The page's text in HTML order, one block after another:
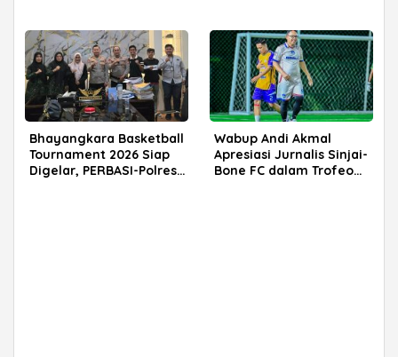
Bhayangkara Basketball
Tournament 2026 Siap
Digelar, PERBASI-Polres
Wabup Andi Akmal
Apresiasi Jurnalis Sinjai-
Bone FC dalam Trofeo